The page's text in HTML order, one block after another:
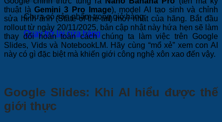
Chưa có sản phẩm trong giỏ hàng.
Quay trở lại cửa hàng
thuật làGemini 3 Pro Image), model AI tạo sinh và chỉnh
sửa hình ảnh (State-of-the-art) mới nhất của hãng. Bắt đầu
rollout từ ngày 20/11/2025, bản cập nhật này hứa hẹn sẽ làm
thay đổi hoàn toàn cách chúng ta làm việc trên Google
Slides, Vids và NotebookLM. Hãy cùng “mổ xẻ” xem con AI
này có gì đặc biệt mà khiến giới công nghệ xôn xao đến vậy.
Google Slides: Khi AI hiểu được thế
giới thực